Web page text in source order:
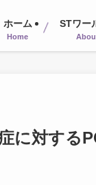
ホーム
Home
STワー
に対する